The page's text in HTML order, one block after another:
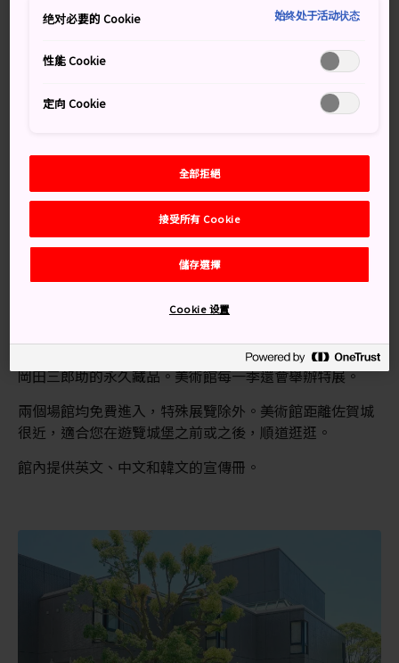
佐賀的歷史、文化和藝術瑰寶
佐賀縣立美術館位於佐賀城對面，1970 年首次開放，致力
於宣傳佐賀的歷史與文化。欣賞趣味展品，包括佐賀動植
物、捕魚工具等考古文物、工藝品、佛教藝術和日本刀
劍。
交通方式
位於佐賀城的對街。
在佐賀站乘坐開往博物館前站或佐賀電視台前站的巴士；
或者搭乘計程車 15 分鐘即可到達。
富的現代與當代藝術展品，包括佐賀縣知名西方風格畫家
岡田三郎助的永久藏品。美術館每一季還會舉辦特展。
兩個場館均免費進入，特殊展覽除外。美術館距離佐賀城
很近，適合您在遊覽城堡之前或之後，順道逛逛。
館內提供英文、中文和韓文的宣傳冊。
绝对必要的 Cookie 始终处于活动状态
性能 Cookie
定向 Cookie
全部拒絕
接受所有 Cookie
儲存選擇
Cookie 设置